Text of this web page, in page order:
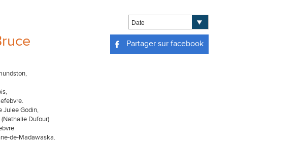
Partager sur facebook
Julee Godin,
Dufour)
de-Madawaska.